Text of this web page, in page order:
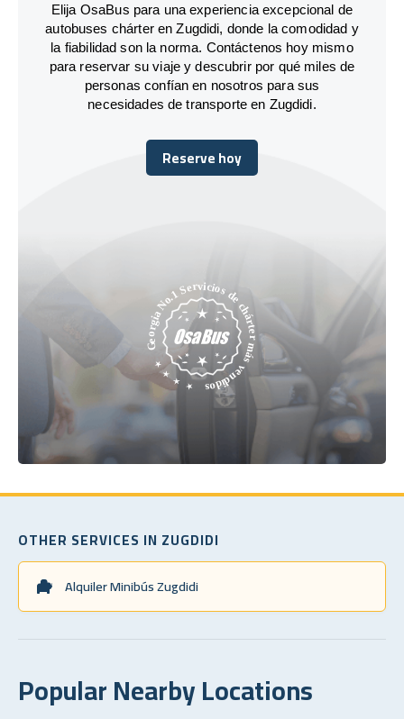
Elija OsaBus para una experiencia excepcional de
autobuses chárter en Zugdidi, donde la comodidad y
la fiabilidad son la norma. Contáctenos hoy mismo
para reservar su viaje y descubrir por qué miles de
personas confían en nosotros para sus
necesidades de transporte en Zugdidi.
Reserve hoy
Reserve hoy
OTHER SERVICES IN ZUGDIDI
Alquiler Minibús Zugdidi
Popular Nearby Locations